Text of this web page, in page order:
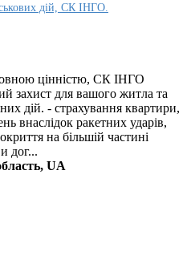
дій, СК ІНГО.
цінністю, СК ІНГО
захист для вашого житла та
дій. - страхування квартири,
внаслідок ракетних ударів,
на більшій частині
дог...
UA